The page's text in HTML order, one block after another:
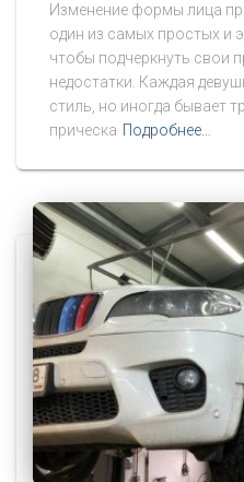
Изменение формы лица
один из самых простых и
чтобы подчеркнуть свои
недостатки. Каждая
стиль, но иногда бывает
прическа Подробнее…